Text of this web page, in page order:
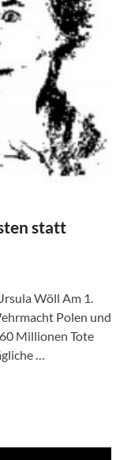
statt
Wöll Am 1.
Polen und
Millionen Tote
…